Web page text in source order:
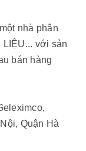
nhà phân
LIỆU... với sản
bán hàng
Quận Hà